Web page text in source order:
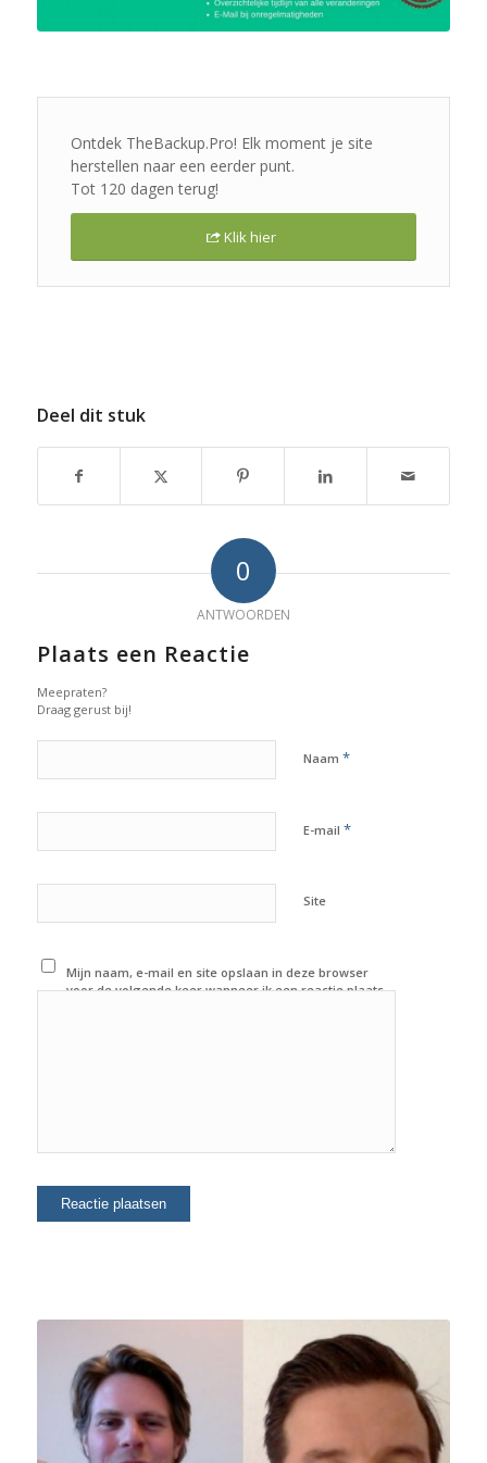
Ontdek TheBackup.Pro! Elk moment je site
herstellen naar een eerder punt.
Tot 120 dagen terug!
Klik hier
Deel dit stuk
0
ANTWOORDEN
Plaats een Reactie
Meepraten?
Draag gerust bij!
Naam *
E-mail *
Site
Mijn naam, e-mail en site opslaan in deze browser
voor de volgende keer wanneer ik een reactie plaats.